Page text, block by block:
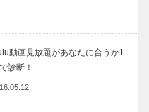
動画見放題があなたに合うか1
診断！